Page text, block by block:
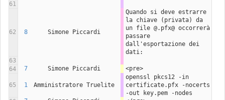
61
62 8 Simone Piccardi
Quando si deve estrarre
la chiave (privata) da
un file @.pfx@ occorrerà
passare
dall'esportazione dei
dati:
63
64
7 Simone Piccardi <pre>
65 1 Amministratore Truelite
openssl pkcs12 -in
certificate.pfx -nocerts
-out key.pem -nodes